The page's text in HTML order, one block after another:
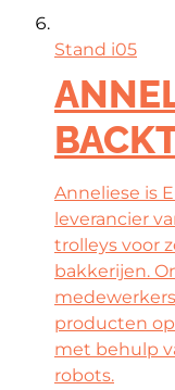
Stand i05
Anneliese is
leverancier
trolleys voor
bakkerijen.
producten
met behulp
robots.